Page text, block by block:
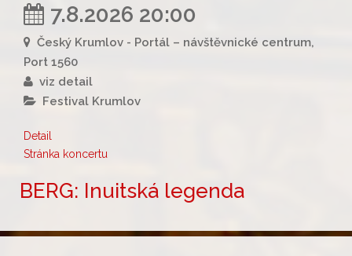
7.8.2026 20:00
Český Krumlov - Portál – návštěvnické centrum,
Port 1560
viz detail
Festival Krumlov
Detail
Stránka koncertu
BERG: Inuitská legenda